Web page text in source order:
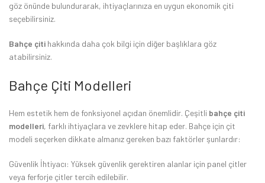
göz önünde bulundurarak, ihtiyaçlarınıza en uygun ekonomik çiti
seçebilirsiniz.
Bahçe çiti hakkında daha çok bilgi için diğer başlıklara göz
atabilirsiniz.
Bahçe Çiti Modelleri
Hem estetik hem de fonksiyonel açıdan önemlidir. Çeşitli bahçe çiti
modelleri, farklı ihtiyaçlara ve zevklere hitap eder. Bahçe için çit
modeli seçerken dikkate almanız gereken bazı faktörler şunlardır:
Güvenlik İhtiyacı: Yüksek güvenlik gerektiren alanlar için panel çitler
veya ferforje çitler tercih edilebilir.